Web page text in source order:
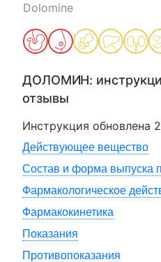
Dolomine
ДОЛОМИН:
отзывы
Инструкция обновлена
Действующее вещество
Состав и форма выпуска
Фармакологическое
Фармакокинетика
Показания
Противопоказания